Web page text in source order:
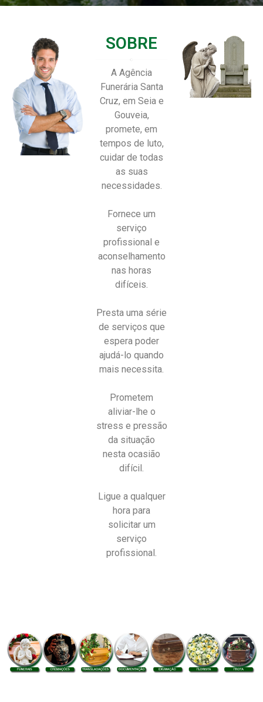
SOBRE
A Agência
Funerária Santa
Cruz, em Seia e
Gouveia,
promete, em
tempos de luto,
cuidar de todas
as suas
necessidades.
Fornece um
serviço
profissional e
aconselhamento
nas horas
difíceis.
Presta uma série
de serviços que
espera poder
ajudá-lo quando
mais necessita.
Prometem
aliviar-lhe o
stress e pressão
da situação
nesta ocasião
difícil.
Ligue a qualquer
hora para
solicitar um
serviço
profissional.